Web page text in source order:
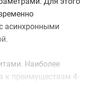
асинхронными
Наиболее
к преимуществам 4-
токовыми